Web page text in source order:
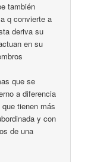
también
q convierte a
deriva su
en su
que se
a diferencia
tienen más
y con
de una